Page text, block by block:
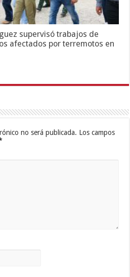
supervisó trabajos de
afectados por terremotos en
no será publicada. Los campos